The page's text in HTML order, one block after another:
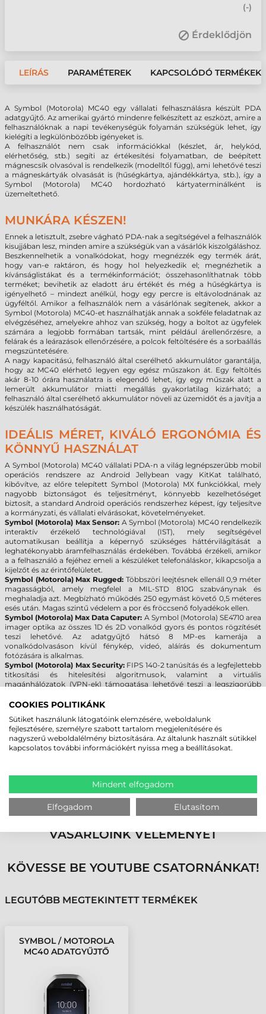
(-)
Érdeklődjön
LEÍRÁS PARAMÉTEREK KAPCSOLÓDÓ TERMÉKEK
A Symbol (Motorola) MC40 egy vállalati felhasználásra készült PDA
adatgyűjtő. Az amerikai gyártó mindenre felkészített az eszközt, amire a
felhasználóknak a napi tevékenységük folyamán szükségük lehet, így
kielégíti a legkülönbözőbb igényeket is.
A felhasználót nem csak információkkal (készlet, ár, helykód,
elérhetőség, stb.) segíti az értékesítési folyamatban, de beépített
mágnescsík olvasóval is rendelkezik (modelltől függ), ami lehetővé teszi
a mágneskártyák olvasását is (hűségkártya, ajándékkártya, stb.), így a
Symbol (Motorola) MC40 hordozható kártyaterminálként is
üzemeltethető.
MUNKÁRA KÉSZEN!
Ennek a letisztult, zsebre vágható PDA-nak a segítségével a felhasználók
kisujjában lesz, minden amire a szükségük van a vásárlók kiszolgáláshoz.
Beszkennelhetik a vonalkódokat, hogy megnézzék egy termék árát,
hogy van-e raktáron, és hogy hol helyezkedik el; megnézhetik a
kívánságlistákat és a termékinformációt; összehasonlíthatnak több
terméket; bevihetik az eladott áru értékét és még a hűségkártya is
igényelhető – mindezt anélkül, hogy egy percre is eltávolodnának az
ügyféltől. Amikor a felhasználók nem a vásárlónak segítenek, akkor a
Symbol (Motorola) MC40-et használhatják annak a sokféle feladatnak az
elvégzéséhez, amelyekre ahhoz van szükség, hogy a boltot az ügyfelek
számára a legjobb formában tartsák, mint például árellenőrzésre, a
felárak és a leárazások ellenőrzésére, a polcok feltöltésére és a sorbaállás
megszüntetésére.
A nagy kapacitású, felhasználó által cserélhető akkumulátor garantálja,
hogy az MC40 elérhető legyen egy egész műszakon át. Egy feltöltés
akár 8-10 órára használatra is elegendő lehet, így egy műszak alatt a
lemerült akkumulátor miatti megállás gyakorlatilag kizárható; a
felhasználó által cserélhető akkumulátor növeli az üzemidőt és a javítja a
készülék használhatóságát.
IDEÁLIS MÉRET, KIVÁLÓ ERGONÓMIA ÉS
KÖNNYŰ HASZNÁLAT
A Symbol (Motorola) MC40 vállalati PDA-n a világ legnépszerűbb mobil
operációs rendszere az Android Jellybean vagy KitKat található,
kibővítve, az előre telepített Symbol (Motorola) MX funkciókkal, mely
nagyobb biztonságot és teljesítményt, könnyebb kezelhetőséget
biztosít, a standard Android operációs rendszerhez képest, így teljesítve
a kormányzati, és vállalati elvárásokat, követelményeket.
Symbol (Motorola) Max Sensor: A Symbol (Motorola) MC40 rendelkezik
interaktív érzékelő technológiával (IST), mely segítségével
automatikusan beállítja a képernyő szükséges háttérvilágítását a
leghatékonyabb áramfelhasználás érdekében. Továbbá érzékeli, amikor
a a felhasználó a fejéhez emeli a készüléket telefonáláskor, kikapcsolja a
kijelzőt és az érintőfelületet.
Symbol (Motorola) Max Rugged: Többszöri leejtésnek ellenáll 0,9 méter
magasságból, amely megfelel a MIL-STD 810G szabványnak és
meghaladja azt. Megbízható működés 250 egymást követő 0,5 méteres
esés után. Magas szintű védelem a por és fröccsenő folyadékok ellen.
Symbol (Motorola) Max Data Caputer: A Symbol (Motorola) SE4710 area
imager optika az összes 1D és 2D vonalkód gyors és pontos rögzítését
teszi lehetővé. Az adatgyűjtő hátsó 8 MP-es kamerája a
vonalkódolvasáson kívül fénykép, videó, aláírás és dokumentum
fotózására is alkalmas.
Symbol (Motorola) Max Security: FIPS 140-2 tanúsítás és a legfejlettebb
titkosítási és hitelesítési algoritmusok, valamint a virtuális
magánhálózatok (VPN-ek) támogatása lehetővé teszi a legszigorúbb
adatokkal dolgozó kormányzati alkalmazásokat is.
AMIKOR A LÁTSZAT A LÉNYEG!
A 4.3"-os, Gorilla Glass 3, nagy felbontású (480*800 pixel) kijelző beltéren
környezeti megvilágítású helyeken is jól olvasható, így ideális választás a
kültéri alkalmazások esetén!
MEGBÍZHAT BENNÜNK! ISMERJE MEG
VÁSÁRLÓINK VÉLEMÉNYÉT
KÖVESSE BE YOUTUBE CSATORNÁNKAT!
LEGUTÓBB MEGTEKINTETT TERMÉKEK
SYMBOL / MOTOROLA
MC40 ADATGYŰJTŐ
COOKIES POLITIKÁNK
Sütiket használunk látogatóink elemzésére, weboldalunk
fejlesztésére, személyre szabott tartalom megjelenítésére és
nagyszerű weboldalélmény biztosítására. Az általunk használt sütikkel
kapcsolatos további információkért nyissa meg a beállításokat.
Mindent elfogadom
Elfogadom Elutasítom